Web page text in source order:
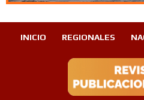
INICIO REGIONALES